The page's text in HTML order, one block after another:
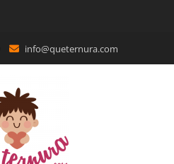
info@queternura.com